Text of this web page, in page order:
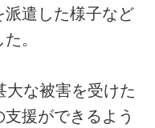
遣した様子など
。
な被害を受けた
援ができるよう